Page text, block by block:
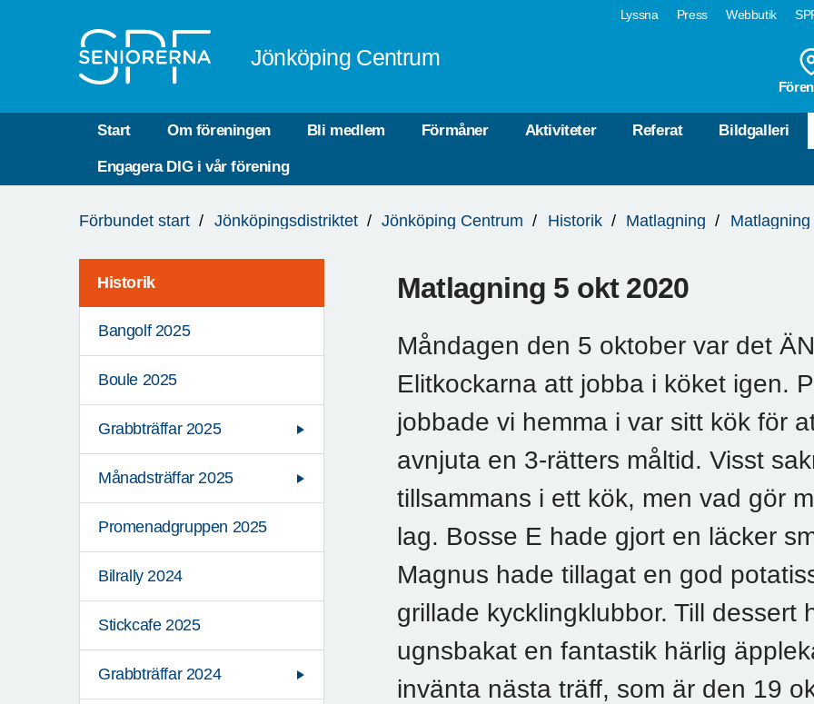
Lyssna Press Webbutik
Jönköping Centrum
Start Om föreningen Bli medlem Förmåner Aktiviteter Referat Bildgalleri
Engagera DIG i vår förening
är
Förbundet start Jönköpingsdistriktet Jönköping Centrum Historik Matlagning
Historik
Bangolf 2025
Boule 2025
Grabbträffar 2025
Månadsträffar 2025
Promenadgruppen 2025
Bilrally 2024
Stickcafe 2025
Grabbträffar 2024
Matlagning 5 okt 2020
Måndagen den 5 oktober var det
Elitkockarna att jobba i köket igen.
jobbade vi hemma i var sitt kök för
avnjuta en 3-rätters måltid. Visst
tillsammans i ett kök, men vad gör
lag. Bosse E hade gjort en läcker
Magnus hade tillagat en god
grillade kycklingklubbor. Till dessert
ugnsbakat en fantastik härlig
invänta nästa träff, som är den 19